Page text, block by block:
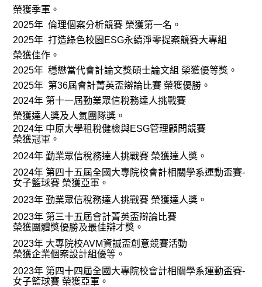
榮獲季軍。
2025年 倫理個案分析競賽 榮獲第一名。
2025年 打造綠色校園 ESG永續淨零提案競賽大專組
榮獲佳作。
2025年 穩懋當代會計論文獎碩士論文組 榮獲優等獎。
2025年 第36屆會計菁英盃辯論比賽 榮獲優勝。
2024年 第十一屆勤業眾信稅務達人挑戰賽
榮獲達人獎及人氣團隊獎。
2024年 中原大學租稅健檢與ESG管理顧問競賽
榮獲冠軍。
2024年 勤業眾信稅務達人挑戰賽 榮獲達人獎。
2024年 第四十五屆全國大專院校會計相關學系運動盃賽-
女子籃球賽 榮獲亞軍。
2023年 勤業眾信稅務達人挑戰賽 榮獲達人獎。
2023年 第三十五屆會計菁英盃辯論比賽
榮獲團體獎優勝及最佳辯才獎。
2023年 大專院校AVM資誠盃創意競賽活動
榮獲企業個案設計組優等。
2023年 第四十四屆全國大專院校會計相關學系運動盃賽-
女子籃球賽 榮獲亞軍。